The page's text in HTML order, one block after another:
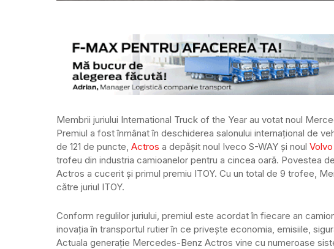
Membrii juriului International Truck of the Year au votat noul
Premiul a fost înmânat în deschiderea salonului internațional de
de 121 de puncte, Actros a depășit noul Iveco S-WAY și noul
trofeu din industria camioanelor pentru a cincea oară. Povestea
Actros a cucerit și primul premiu ITOY. Cu un total de 9 trofee,
către juriul ITOY.
Conform regulilor juriului, premiul este acordat în fiecare an
inovația în transportul rutier în ce privește economia, emisiile,
Actuala generație Mercedes-Benz Actros vine cu numeroase